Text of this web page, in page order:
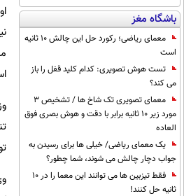
باشگاه مغز
معمای ریاضی؛ رکورد حل این چالش 10 ثانیه
است
تست هوش تصویری: کدام کلید قفل را باز
می کند؟
معمای تصویری تک شاخ ها / تشخیص 3
مورد زیر 10 ثانیه برابر با دقت و هوش بصری فوق
العاده
یک معمای ریاضی/ خیلی ها برای رسیدن به
جواب دچار چالش می شوند، شما چطور؟
فقط تیزبین ها می توانند این معما را در 10
ثانیه حل کنند!